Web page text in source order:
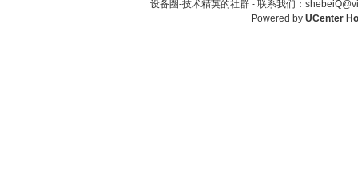
设备圈-技术精英的社群 - 联系我们：
Powered by UCenter